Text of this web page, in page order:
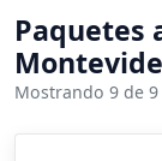
Paquetes
Mostrando 9 de